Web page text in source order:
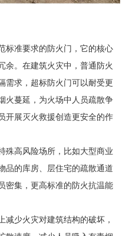
标准要求的防火门，它的核心
余。在建筑火灾中，普通防火
需求，超标防火门可以耐受更
火蔓延，为火场中人员疏散争
开展灭火救援创造更安全的作
殊高风险场所，比如大型商业
品的库房、层住宅的疏散通道
密集，更高标准的防火抗温能
减少火灾对建筑结构的破坏，